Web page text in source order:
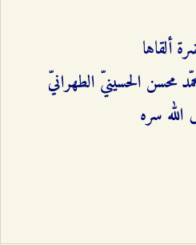
ألقاها
محسن الحسينيّ الطهرانيّ
سره